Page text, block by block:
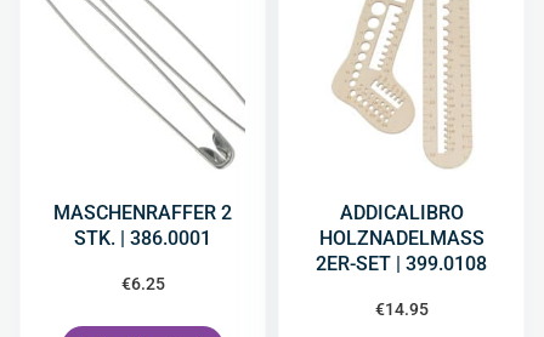
MASCHENRAFFER 2
STK. | 386.0001
€6.25
ADDICALIBRO
HOLZNADELMASS
2ER-SET | 399.0108
€14.95